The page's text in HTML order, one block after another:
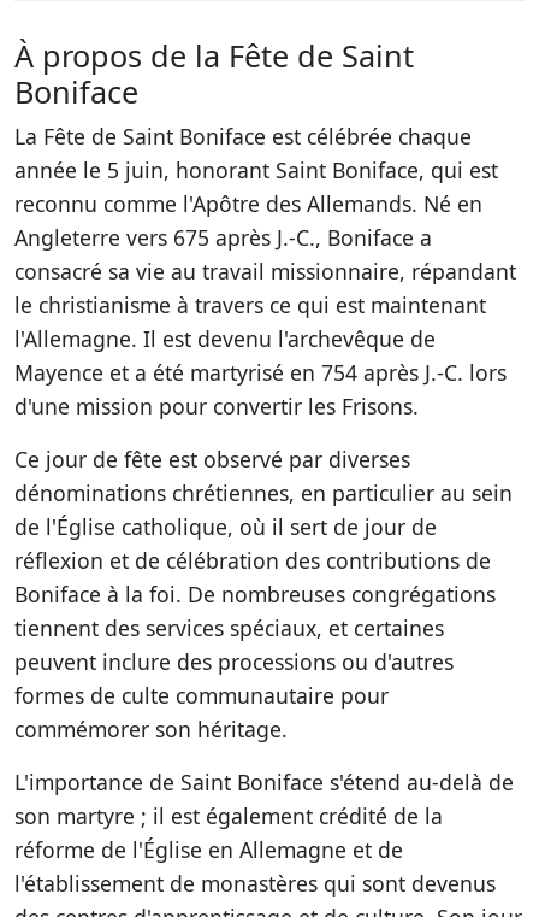
À propos de la Fête de Saint
Boniface
La Fête de Saint Boniface est célébrée chaque
année le 5 juin, honorant Saint Boniface, qui est
reconnu comme l'Apôtre des Allemands. Né en
Angleterre vers 675 après J.-C., Boniface a
consacré sa vie au travail missionnaire, répandant
le christianisme à travers ce qui est maintenant
l'Allemagne. Il est devenu l'archevêque de
Mayence et a été martyrisé en 754 après J.-C. lors
d'une mission pour convertir les Frisons.
Ce jour de fête est observé par diverses
dénominations chrétiennes, en particulier au sein
de l'Église catholique, où il sert de jour de
réflexion et de célébration des contributions de
Boniface à la foi. De nombreuses congrégations
tiennent des services spéciaux, et certaines
peuvent inclure des processions ou d'autres
formes de culte communautaire pour
commémorer son héritage.
L'importance de Saint Boniface s'étend au-delà de
son martyre ; il est également crédité de la
réforme de l'Église en Allemagne et de
l'établissement de monastères qui sont devenus